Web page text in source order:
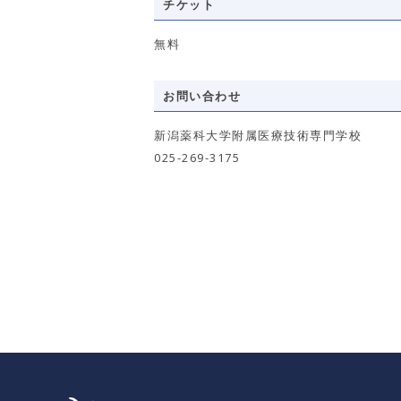
チケット
無料
お問い合わせ
新潟薬科大学附属医療技術専門学校
025-269-3175